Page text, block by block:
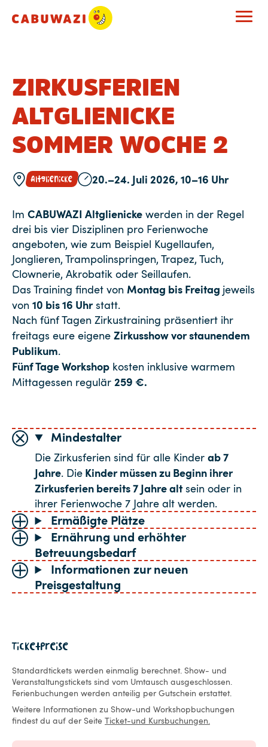
ZIRKUSFERIEN
ALTGLIENICKE
SOMMER WOCHE 2
Altglienicke 20.–24. Juli 2026, 10–16 Uhr
Im CABUWAZI Altglienicke werden in der Regel
drei bis vier Disziplinen pro Ferienwoche
angeboten, wie zum Beispiel Kugellaufen,
Jonglieren, Trampolinspringen, Trapez, Tuch,
Clownerie, Akrobatik oder Seillaufen.
Das Training findet von Montag bis Freitag jeweils
von 10 bis 16 Uhrstatt.
Nach fünf Tagen Zirkustraining präsentiert ihr
freitags eure eigene Zirkusshow vor staunendem
Publikum.
Fünf Tage Workshop kosten inklusive warmem
Mittagessen regulär 259 €.
Mindestalter
Die Zirkusferien sind für alle Kinderab 7
Jahre. Die Kinder müssen zu Beginn ihrer
Zirkusferien bereits 7 Jahre altsein oder in
ihrer Ferienwoche 7 Jahre alt werden.
Ermäßigte Plätze
Ernährung und erhöhter
Betreuungsbedarf
Informationen zur neuen
Preisgestaltung
Ticketpreise
Standardtickets werden einmalig berechnet. Show- und
Veranstaltungstickets sind vom Umtausch ausgeschlossen.
Ferienbuchungen werden anteilig per Gutschein erstattet.
Weitere Informationen zu Show-und Workshopbuchungen
findest du auf der Seite Ticket-und Kursbuchungen.